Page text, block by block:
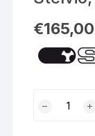
€165,00